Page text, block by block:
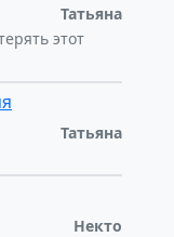
Татьяна
этот
Татьяна
Некто